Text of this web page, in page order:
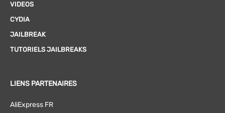
VIDEOS
CYDIA
JAILBREAK
TUTORIELS JAILBREAKS
LIENS PARTENAIRES
AliExpress FR